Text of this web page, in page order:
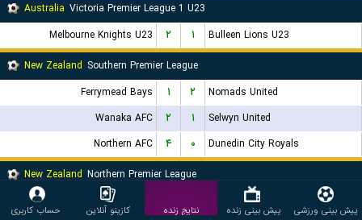
Australia Victoria Premier League 1 U23
Melbourne Knights U23
۲ ۱
Bulleen Lions U23
New Zealand Southern Premier League
Ferrymead Bays
۱ ۲
Nomads United
Wanaka AFC
۲ ۱
Selwyn United
Northern AFC
۴ ۰
Dunedin City Royals
New Zealand Northern Premier League
Auckland United FC
Tauranga City AFC
پیش بینی ورزشی پیش بینی زنده نتایج زنده کازینو آنلاین حساب کاربری